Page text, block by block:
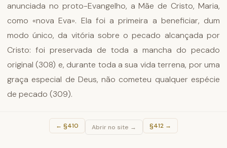
anunciada no proto-Evangelho, a Mãe de Cristo, Maria,
como «nova Eva». Ela foi a primeira a beneficiar, dum
modo único, da vitória sobre o pecado alcançada por
Cristo: foi preservada de toda a mancha do pecado
original (308) e, durante toda a sua vida terrena, por uma
graça especial de Deus, não cometeu qualquer espécie
de pecado (309).
← §410 Abrir no site → §412 →